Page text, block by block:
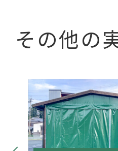
その他の